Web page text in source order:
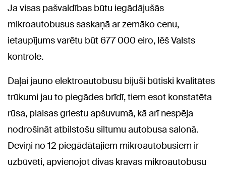
Ja visas pašvaldības būtu iegādājušās
mikroautobusus saskaņā ar zemāko cenu,
ietaupījums varētu būt 677 000 eiro, lēš Valsts
kontrole.
Daļai jauno elektroautobusu bijuši būtiski kvalitātes
trūkumi jau to piegādes brīdī, tiem esot konstatēta
rūsa, plaisas griestu apšuvumā, kā arī nespēja
nodrošināt atbilstošu siltumu autobusa salonā.
Deviņi no 12 piegādātajiem mikroautobusiem ir
uzbūvēti, apvienojot divas kravas mikroautobusu